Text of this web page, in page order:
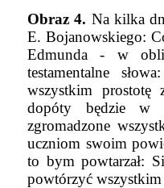
Obraz 4. Na kilka
E. Bojanowskiego:
Edmunda - w
testamentalne
wszystkim prostotę
dopóty będzie w
zgromadzone
uczniom swoim
to bym powtarzał:
powtórzyć